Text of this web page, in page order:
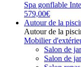
Spa gonflable
579,00€
Autour de la
Autour de la
Mobilier
Salon de
Salon de